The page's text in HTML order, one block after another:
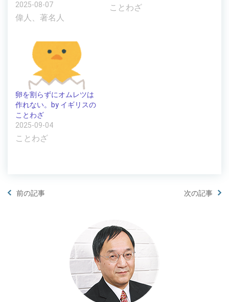
2025-08-07
偉人、著名人
ことわざ
卵を割らずにオムレツは
作れない。by イギリスの
ことわざ
2025-09-04
ことわざ
前の記事 次の記事